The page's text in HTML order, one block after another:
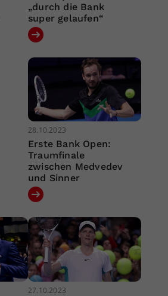
„durch die Bank
super gelaufen“
28.10.2023
Erste Bank Open:
Traumfinale
zwischen Medvedev
und Sinner
27.10.2023